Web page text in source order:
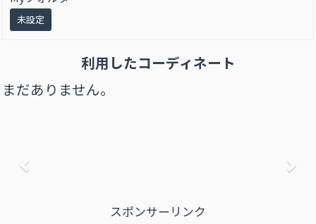
未設定
利用したコーディネート
まだありません。
スポンサーリンク